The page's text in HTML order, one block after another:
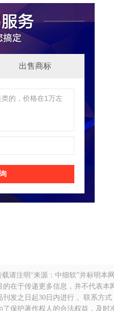
出售商标
请注明“来源：中细软”并标明本
在于传递更多信息，并不代表本
发之日起30日内进行 。联系方式
保护著作权人的合法权益，及时